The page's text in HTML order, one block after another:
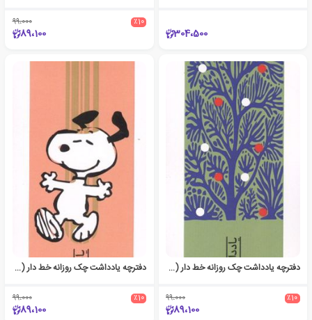
304،500
٪10 99،000
89،100
دفترچه یادداشت چک روزانه خط دار (کد 1741)
٪10 99،000
89،100
دفترچه یادداشت چک روزانه خط دار (کد 1742)
٪10 99،000
89،100